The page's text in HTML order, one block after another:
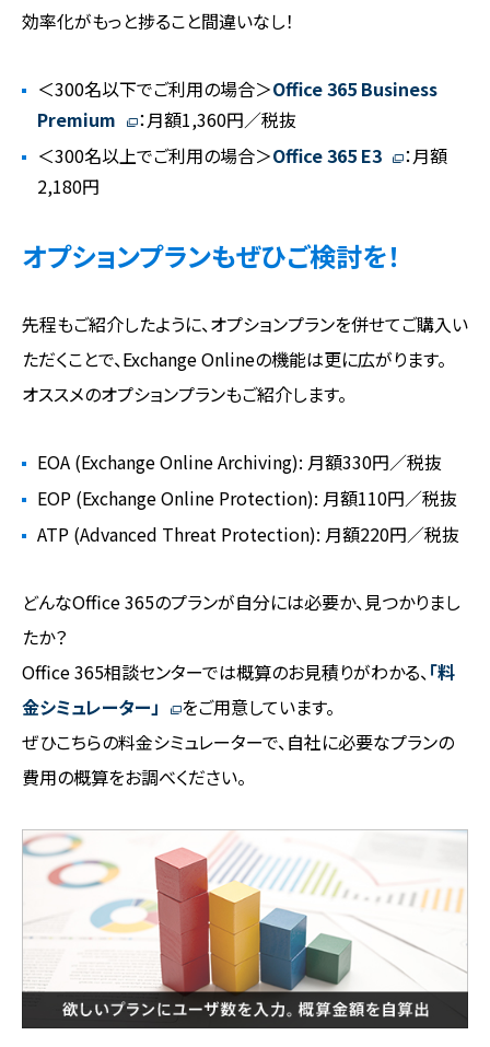
効率化がもっと捗ること間違いなし！
＜300名以下でご利用の場合＞Office 365 Business
Premium
：月額1,360円／税抜
＜300名以上でご利用の場合＞Office 365 E3
：月額
2,180円
オプションプランもぜひご検討を！
先程もご紹介したように、オプションプランを併せてご購入い
ただくことで、Exchange Onlineの機能は更に広がります。
オススメのオプションプランもご紹介します。
EOA (Exchange Online Archiving): 月額330円／税抜
EOP (Exchange Online Protection): 月額110円／税抜
ATP (Advanced Threat Protection): 月額220円／税抜
どんなOffice 365のプランが自分には必要か、見つかりまし
たか？
Office 365相談センターでは概算のお見積りがわかる、 「料
金シミュレーター」
をご用意しています。
ぜひこちらの料金シミュレーターで、自社に必要なプランの
費用の概算をお調べください。